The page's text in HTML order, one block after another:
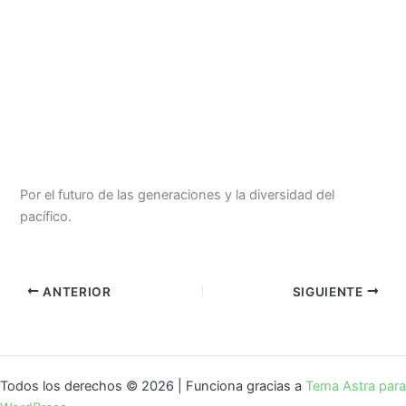
Por el futuro de las generaciones y la diversidad del
pacífico.
ANTERIOR SIGUIENTE
Todos los derechos © 2026 | Funciona gracias a Tema Astra para